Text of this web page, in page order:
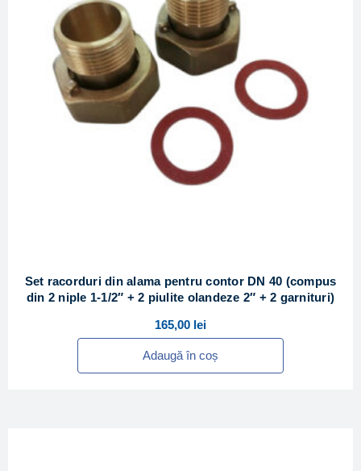
Set racorduri din alama pentru contor DN 40 (compus
din 2 niple 1-1/2″ + 2 piulite olandeze 2″ + 2 garnituri)
165,00 lei
Adaugă în coș